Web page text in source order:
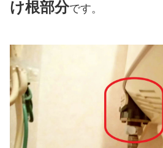
け根部分です。